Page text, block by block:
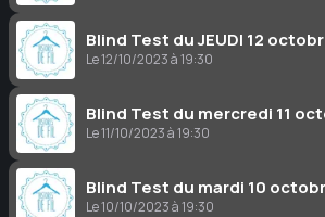
Blind Test du JEUDI 12
Le 12/10/2023 à 19:30
Blind Test du mercredi 11
Le 11/10/2023 à 19:30
Blind Test du mardi 10
Le 10/10/2023 à 19:30